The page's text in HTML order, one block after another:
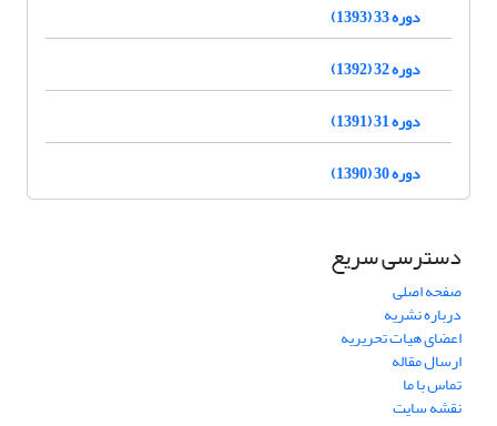
دوره 33 (1393)
دوره 32 (1392)
دوره 31 (1391)
دوره 30 (1390)
دسترسی سریع
صفحه اصلی
درباره نشریه
اعضای هیات تحریریه
ارسال مقاله
تماس با ما
نقشه سایت